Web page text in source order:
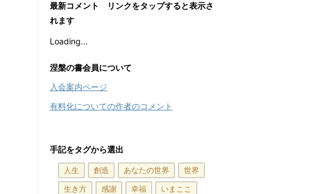
最新コメント リンクをタップすると表示さ
れます
Loading...
涅槃の書会員について
入会案内ページ
有料化についての作者のコメント
手記をタグから選出
人生 創造 あなたの世界
世界
生き方
感謝 幸福
いまここ